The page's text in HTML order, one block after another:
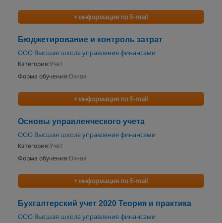
+ информация по E-mail
Бюджетирование и контроль затрат
ООО Высшая школа управления финансами
Категория:Учет
Форма обучения:Очная
+ информация по E-mail
Основы управленческого учета
ООО Высшая школа управления финансами
Категория:Учет
Форма обучения:Очная
+ информация по E-mail
Бухгалтерский учет 2020 Теория и практика
ООО Высшая школа управления финансами